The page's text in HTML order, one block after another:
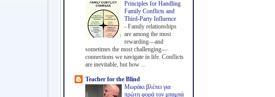
Principles for Handling
Family Conflicts and
Third-Party Influence
- Family relationships
are among the most
rewarding—and
sometimes the most challenging—
connections we navigate in life. Conflicts
are inevitable, but how ...
Teacher for the Blind
Μωράκι βλέπει για
πρώτη φορά τον μπαμπά